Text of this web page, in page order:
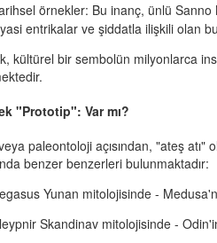
örnekler: Bu inanç, ünlü Sanno
entrikalar ve şiddatla ilişkili olan bu
kültürel bir sembolün milyonlarca
"Prototip": Var mı?
paleontoloji açısından, "ateş
benzer benzerleri bulunmaktadır:
Yunan mitolojisinde -
Skandinav mitolojisinde -